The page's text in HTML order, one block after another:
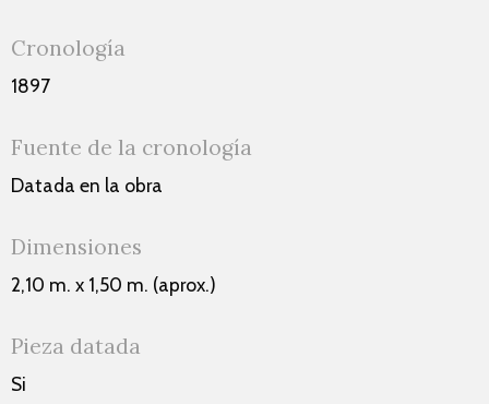
Cronología
1897
Fuente de la cronología
Datada en la obra
Dimensiones
2,10 m. x 1,50 m. (aprox.)
Pieza datada
Si